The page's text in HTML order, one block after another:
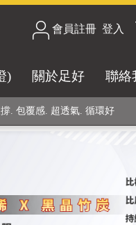
會員註冊 登入
) 關於足好 聯絡
造，通過多項國際檢驗
. 包覆感. 超透氣. 循環好
女內褲系列